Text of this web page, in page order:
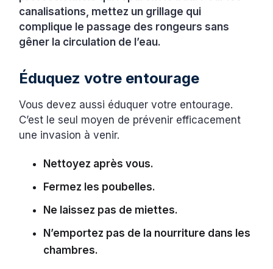
canalisations, mettez un grillage qui
complique le passage des rongeurs sans
gêner la circulation de l’eau.
Éduquez votre entourage
Vous devez aussi éduquer votre entourage.
C’est le seul moyen de prévenir efficacement
une invasion à venir.
Nettoyez après vous.
Fermez les poubelles.
Ne laissez pas de miettes.
N’emportez pas de la nourriture dans les
chambres.